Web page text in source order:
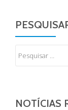
NOTÍCIAS